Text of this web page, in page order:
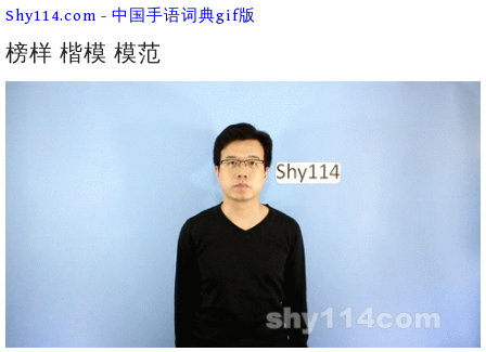
Skip
content
Shy114.com - 中国手语词典gif版
榜样 楷模 模范